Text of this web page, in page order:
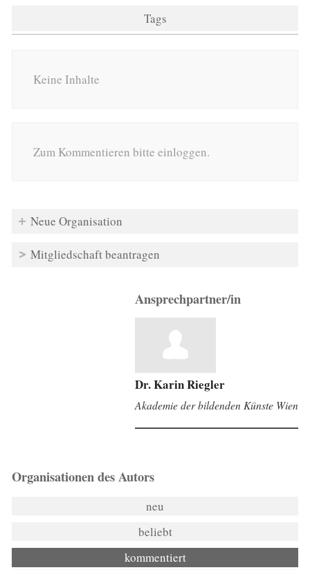
Tags
Keine Inhalte
Zum Kommentieren bitte einloggen.
Neue Organisation
Mitgliedschaft beantragen
Ansprechpartner/in
Dr. Karin Riegler
Akademie der bildenden Künste Wien
Organisationen des Autors
neu
beliebt
kommentiert